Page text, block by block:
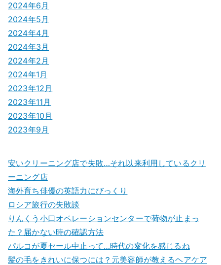
2024年6月
2024年5月
2024年4月
2024年3月
2024年2月
2024年1月
2023年12月
2023年11月
2023年10月
2023年9月
安いクリーニング店で失敗…それ以来利用しているクリ
ーニング店
海外育ち俳優の英語力にびっくり
ロシア旅行の失敗談
りんくう小口オペレーションセンターで荷物が止まっ
た？届かない時の確認方法
パルコが夏セール中止って…時代の変化を感じるね
髪の毛をきれいに保つには？元美容師が教えるヘアケア